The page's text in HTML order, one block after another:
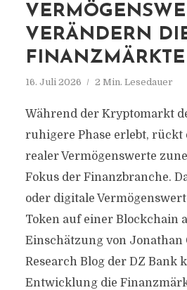
VERÄNDERN
FINANZMÄRKTE
16. Juli 2026 2 Min. Lesedauer
Während der Kryptomarkt
ruhigere Phase erlebt, rückt
realer Vermögenswerte
Fokus der Finanzbranche.
oder digitale
Token auf einer Blockchain
Einschätzung von Jonathan
Research Blog der DZ Bank
Entwicklung die